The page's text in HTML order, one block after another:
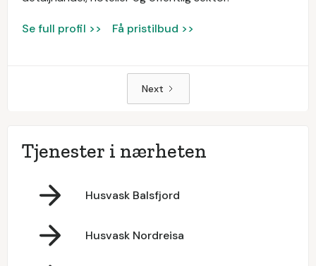
Se full profil >> Få pristilbud >>
Next
Tjenester i nærheten
Husvask Balsfjord
Husvask Nordreisa